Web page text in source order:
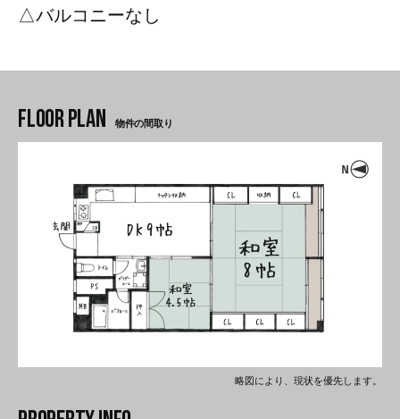
△バルコニーなし
物件の間取り
略図により、現状を優先します。